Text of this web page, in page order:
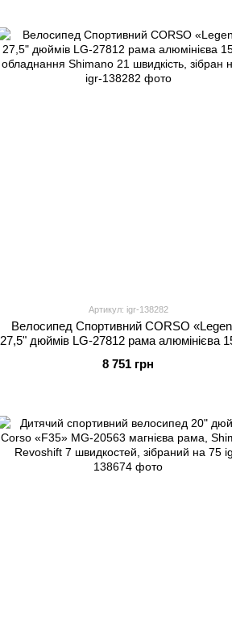
Артикул: igr-138282
Велосипед Спортивний CORSO
27,5" дюймів LG-27812 рама алюмінієва
75
8 751 грн